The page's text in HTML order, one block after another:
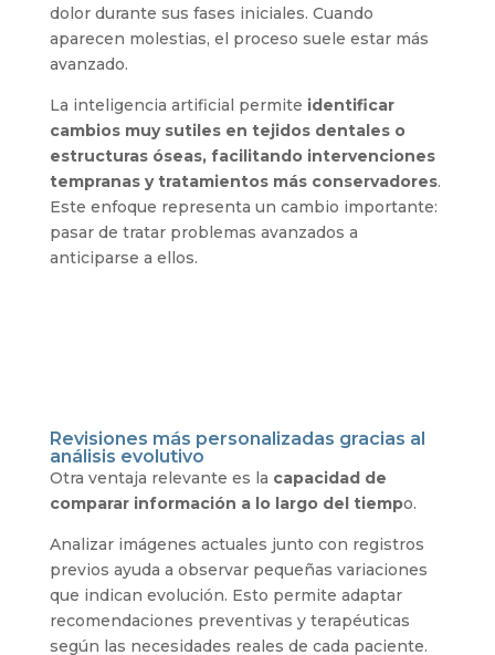
dolor durante sus fases iniciales. Cuando
aparecen molestias, el proceso suele estar más
avanzado.
La inteligencia artificial permite identificar
cambios muy sutiles en tejidos dentales o
estructuras óseas, facilitando intervenciones
tempranas y tratamientos más conservadores.
Este enfoque representa un cambio importante:
pasar de tratar problemas avanzados a
anticiparse a ellos.
Revisiones más personalizadas gracias al
análisis evolutivo
Otra ventaja relevante es la capacidad de
comparar información a lo largo del tiempo.
Analizar imágenes actuales junto con registros
previos ayuda a observar pequeñas variaciones
que indican evolución. Esto permite adaptar
recomendaciones preventivas y terapéuticas
según las necesidades reales de cada paciente.